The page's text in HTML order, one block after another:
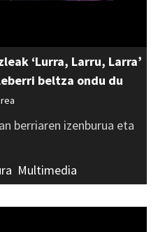
‘Lurra, Larru, Larra’
beltza ondu du
berriaren izenburua eta
Multimedia